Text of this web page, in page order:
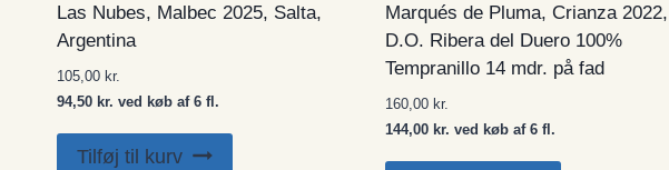
Las Nubes, Malbec 2025, Salta,
Argentina
105,00 kr.
94,50 kr. ved køb af 6 fl.
Tilføj til kurv
Marqués de Pluma, Crianza 2022,
D.O. Ribera del Duero 100%
Tempranillo 14 mdr. på fad
160,00 kr.
144,00 kr. ved køb af 6 fl.